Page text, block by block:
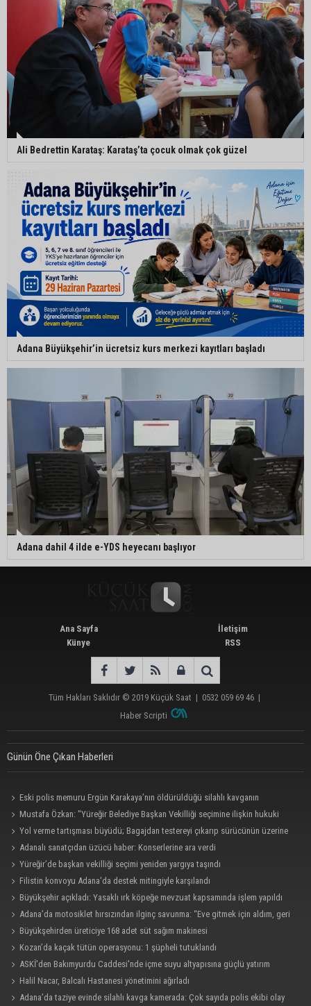
Ali Bedrettin Karataş: Karataş’ta çocuk olmak çok güzel
Adana Büyükşehir’in ücretsiz kurs merkezi kayıtları başladı
Adana dahil 4 ilde e-YDS heyecanı başlıyor
Ana Sayfa
Künye
İletişim
RSS
Tüm Hakları Saklıdır © 2019 Küçük Saat | 0532 059 69 46 |
Haber Scripti
Günün Öne Çıkan Haberleri
Eski polis memuru Ergün Karakaya’nın öldürüldüğü silahlı kavganın
görüntüleri ortaya çıktı
Mustafa Özkan: "Yüreğir Belediye Başkan Vekilliği seçimine ilişkin hukuki
süreç başlatıldı"
Yol verme tartışması büyüdü; Bagajdan testereyi çıkarıp sürücünün üzerine
yürüdü
Adanalı sanatçıdan üzücü haber: Konserlerine ara verdi
Yüreğir’de başkan vekilliği seçimi yeniden yargıya taşındı
Filistin konvoyu Adana'da destek mitingiyle karşılandı
Büyükşehir açıkladı: Yasaklı ırk köpeğe mevzuat kapsamında işlem yapıldı
Adana’da motosiklet hırsızından ilginç savunma: “Eve gitmek için aldım, geri
verecektim”
Büyükşehirden üreticiye 168 adet süt sağım makinesi
Kozan’da kaçak tütün operasyonu: 1 şüpheli tutuklandı
ASKİ'den Bakımyurdu Caddesi'nde içme suyu altyapısına güçlü yatırım
Halil Nacar, Balcalı Hastanesi yönetimini ağırladı
Adana’da taziye evinde silahlı kavga kamerada: Çok sayıda polis ekibi olay